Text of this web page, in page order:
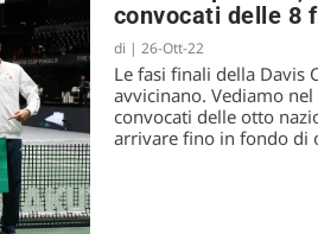
convocati delle 8
di | 26-Ott-22
Le fasi finali della Davis
avvicinano. Vediamo nel
convocati delle otto
arrivare fino in fondo di